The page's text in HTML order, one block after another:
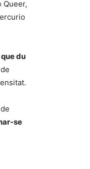
Queer,
du
se